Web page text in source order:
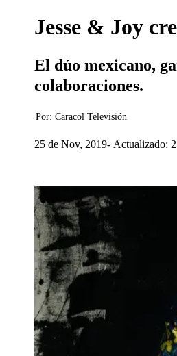
Jesse & Joy
El dúo mexicano,
colaboraciones.
Por: Caracol Televisión
25 de Nov, 2019 Actualizado: